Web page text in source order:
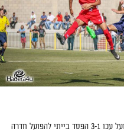
וער ארצית צפון הפועל גבעת אולגה-הפועל עכו 3-1 הפסד בייתי להפועל חדרה